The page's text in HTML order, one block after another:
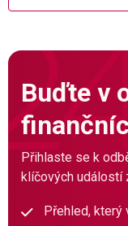
Buďte v
Přihlaste se k
klíčových událostí
Přehled, který